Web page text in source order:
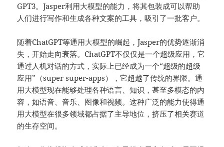
GPT3。Jasper利用大模型的能力，将其包装成可以帮助
人们进行写作和生成各种文案的工具，吸引了一批客户。
随着ChatGPT等通用大模型的崛起，Jasper的优势逐渐消
失，开始走向衰落。ChatGPT不仅仅是一个超级应用，它
通过人机对话的方式，实际上已经成为一个“超级的超级
应用”（super super-apps），它超越了传统的界限。通
用大模型现在能够处理各种语言、知识，甚至多模态的内
容，如语音、音乐、图像和视频。这种广泛的能力使得通
用大模型在很多领域都占据了主导地位，挤压了相关赛道
的生存空间。